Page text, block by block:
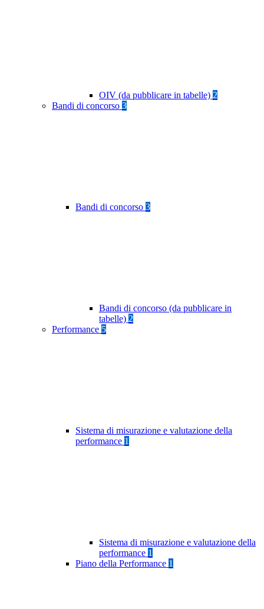
OIV (da pubblicare in tabelle) 2
Bandi di concorso 3
Bandi di concorso 3
Bandi di concorso (da pubblicare in
tabelle) 2
Performance 5
Sistema di misurazione e valutazione della
performance 1
Sistema di misurazione e valutazione della
performance 1
Piano della Performance 1